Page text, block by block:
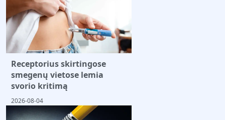
Receptorius skirtingose
smegenų vietose lemia
svorio kritimą
2026-08-04